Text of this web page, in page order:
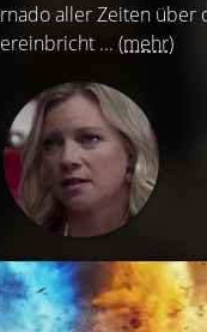
aller Zeiten über
... (mehr)